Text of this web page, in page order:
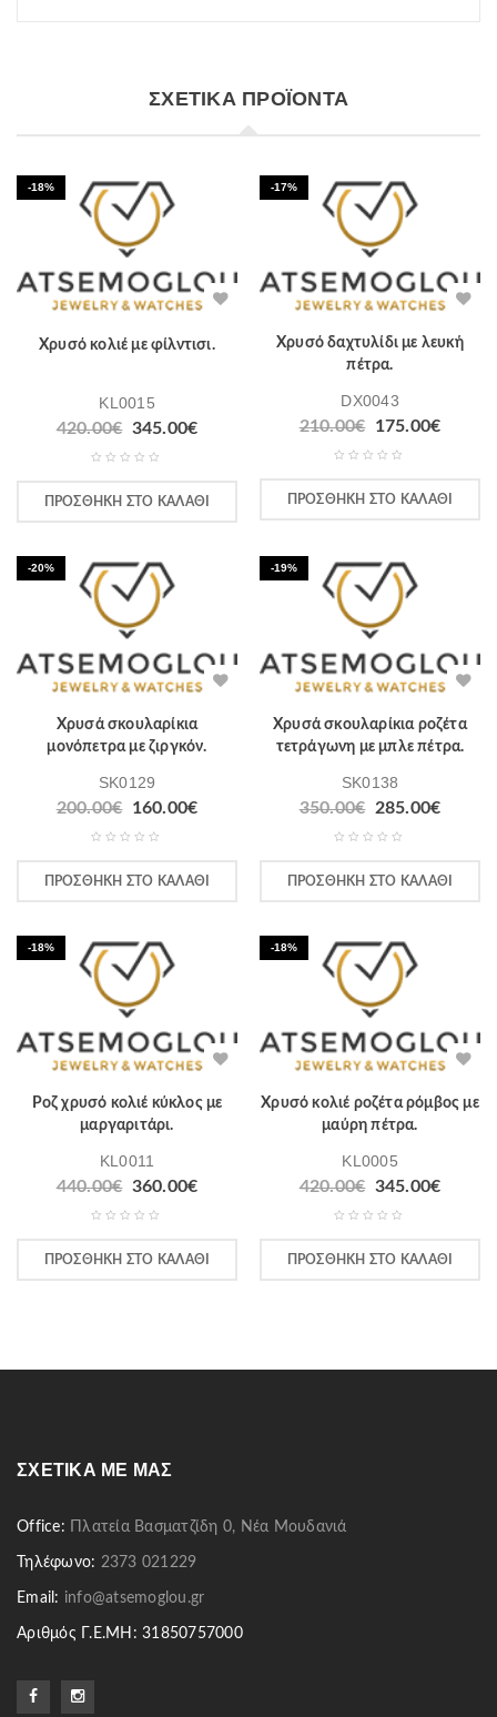
ΣΧΕΤΙΚΆ ΠΡΟΪΌΝΤΑ
-18%
Χρυσό κολιέ με φίλντισι.
KL0015
420.00€ 345.00€
ΠΡΟΣΘΉΚΗ ΣΤΟ ΚΑΛΆΘΙ
-17%
Χρυσό δαχτυλίδι με λευκή
πέτρα.
DX0043
210.00€ 175.00€
ΠΡΟΣΘΉΚΗ ΣΤΟ ΚΑΛΆΘΙ
-20%
Χρυσά σκουλαρίκια
μονόπετρα με ζιργκόν.
SK0129
200.00€ 160.00€
ΠΡΟΣΘΉΚΗ ΣΤΟ ΚΑΛΆΘΙ
-19%
Χρυσά σκουλαρίκια ροζέτα
τετράγωνη με μπλε πέτρα.
SK0138
350.00€ 285.00€
ΠΡΟΣΘΉΚΗ ΣΤΟ ΚΑΛΆΘΙ
-18%
Ροζ χρυσό κολιέ κύκλος με
μαργαριτάρι.
KL0011
440.00€ 360.00€
ΠΡΟΣΘΉΚΗ ΣΤΟ ΚΑΛΆΘΙ
-18%
Χρυσό κολιέ ροζέτα ρόμβος με
μαύρη πέτρα.
KL0005
420.00€ 345.00€
ΠΡΟΣΘΉΚΗ ΣΤΟ ΚΑΛΆΘΙ
ΣΧΕΤΙΚΆ ΜΕ ΜΑΣ
Office: Πλατεία Βασματζίδη 0, Νέα Μουδανιά
Τηλέφωνο: 2373 021229
Email: info@atsemoglou.gr
Αριθμός Γ.Ε.ΜΗ: 31850757000